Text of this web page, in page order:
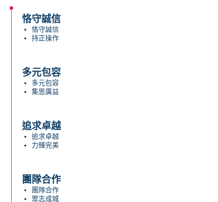
恪守誠信
恪守誠信
持正操作
多元包容
多元包容
集思廣益
追求卓越
追求卓越
力臻完美
團隊合作
團隊合作
眾志成城